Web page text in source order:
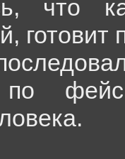
что
по